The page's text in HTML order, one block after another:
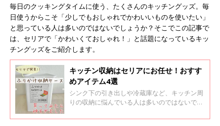
毎日のクッキングタイムに使う、たくさんのキッチングッズ。毎
日使うからこそ「少しでもおしゃれでかわいいものを使いたい」
と思っている人は多いのではないでしょうか？そこでこの記事で
は、セリアで「かわいくておしゃれ！」と話題になっているキッ
チングッズをご紹介します。
キッチン収納はセリアにお任せ！おすす
めアイテム4選
シンク下の引き出しや冷蔵庫など、キッチン周
りの収納に悩んでいる人は多いのではないでし
収納するスペースがなくなったり、ごちゃつい